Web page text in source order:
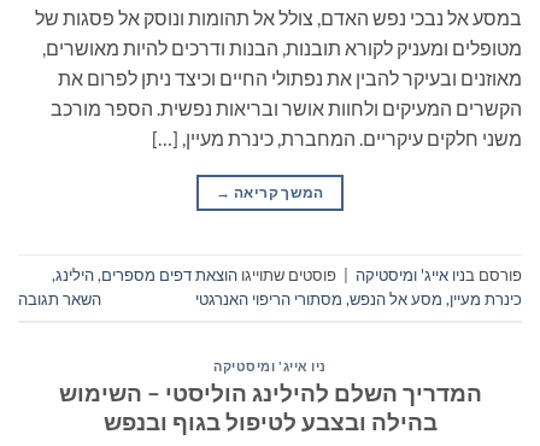
במסע אל נבכי נפש האדם, צולל אל תהומות ונוסק אל פסגות של
מטופלים ומעניק לקורא תובנות, הבנות ודרכים להיות מאושרים,
מאוזנים ובעיקר להבין את נפתולי החיים וכיצד ניתן לפרום את
הקשרים המעיקים ולחוות אושר ובריאות נפשית. הספר מורכב
משני חלקים עיקריים. המחברת, כינרת מעיין, […]
המשך קריאה →
פורסם בניו אייג' ומיסטיקה פוסטים שתוייגו הוצאת דפים מספרים,הילינג,
כינרת מעיין, מסע אל הנפש, מסתורי הריפוי האנרגטי השאר תגובה
ניו אייג' ומיסטיקה
המדריך השלם להילינג הוליסטי – השימוש
בהילה ובצבע לטיפול בגוף ובנפש